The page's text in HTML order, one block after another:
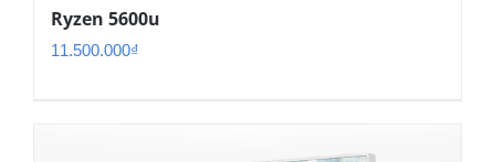
Ryzen 5600u
11.500.000₫